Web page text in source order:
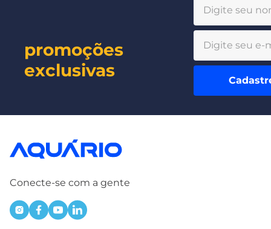
promoções
exclusivas
Conecte-se com a gente